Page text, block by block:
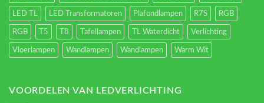
LED TL LED Transformatoren Plafondlampen R7S RGB
RGB T5 T8 Tafellampen TL Waterdicht Verlichting
Vloerlampen Wandlampen Wandlampen Warm Wit
VOORDELEN VAN LEDVERLICHTING